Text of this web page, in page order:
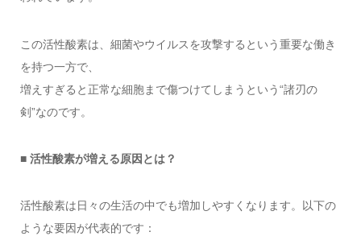
この活性酸素は、細菌やウイルスを攻撃するという重要な働き
を持つ一方で、
増えすぎると正常な細胞まで傷つけてしまうという“諸刃の
剣”なのです。
■ 活性酸素が増える原因とは？
活性酸素は日々の生活の中でも増加しやすくなります。以下の
ような要因が代表的です：